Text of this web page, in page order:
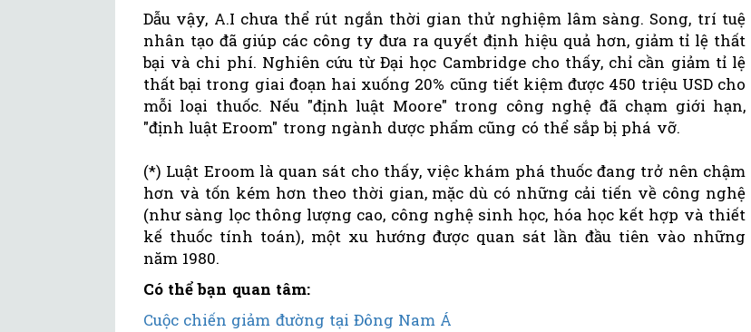
Dẫu vậy, A.I chưa thể rút ngắn thời gian thử nghiệm lâm sàng. Song, trí tuệ
nhân tạo đã giúp các công ty đưa ra quyết định hiệu quả hơn, giảm tỉ lệ thất
bại và chi phí. Nghiên cứu từ Đại học Cambridge cho thấy, chỉ cần giảm tỉ lệ
thất bại trong giai đoạn hai xuống 20% cũng tiết kiệm được 450 triệu USD cho
mỗi loại thuốc. Nếu "định luật Moore" trong công nghệ đã chạm giới hạn,
"định luật Eroom" trong ngành dược phẩm cũng có thể sắp bị phá vỡ.
(*) Luật Eroom là quan sát cho thấy, việc khám phá thuốc đang trở nên chậm
hơn và tốn kém hơn theo thời gian, mặc dù có những cải tiến về công nghệ
(như sàng lọc thông lượng cao, công nghệ sinh học, hóa học kết hợp và thiết
kế thuốc tính toán), một xu hướng được quan sát lần đầu tiên vào những
năm 1980.
Có thể bạn quan tâm:
Cuộc chiến giảm đường tại Đông Nam Á